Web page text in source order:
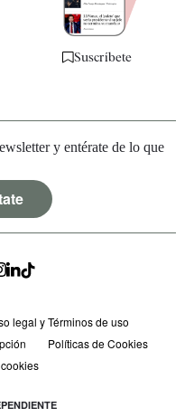
Suscríbete
y entérate de lo que
legal y Términos de uso
Políticas de Cookies